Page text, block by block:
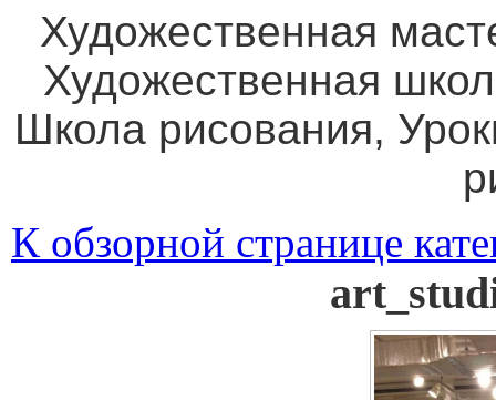
Художественная
Художественная
Школа рисования,
К обзорной странице